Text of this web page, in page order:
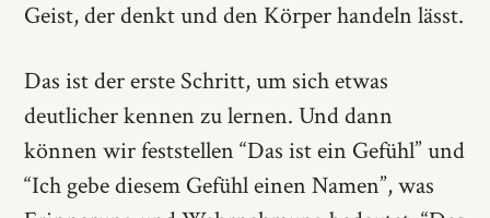
Geist, der denkt und den Körper handeln lässt.
Das ist der erste Schritt, um sich etwas
deutlicher kennen zu lernen. Und dann
können wir feststellen “Das ist ein Gefühl” und
“Ich gebe diesem Gefühl einen Namen”, was